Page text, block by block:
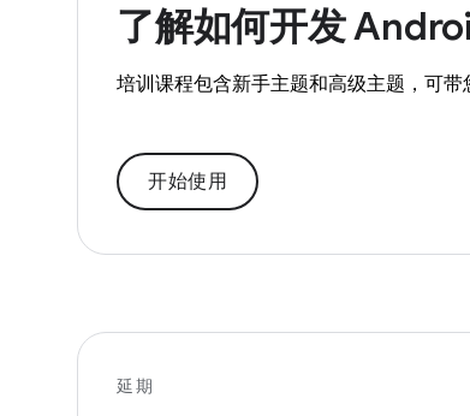
了解如何开发
培训课程包含新手主题和高级主题，可带
开始使用
延期